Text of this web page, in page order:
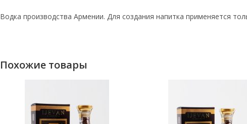
Водка производства Армении. Для создания напитка применяется
Похожие товары